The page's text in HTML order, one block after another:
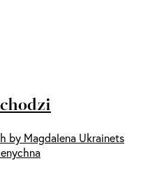
by Magdalena Ukrainets